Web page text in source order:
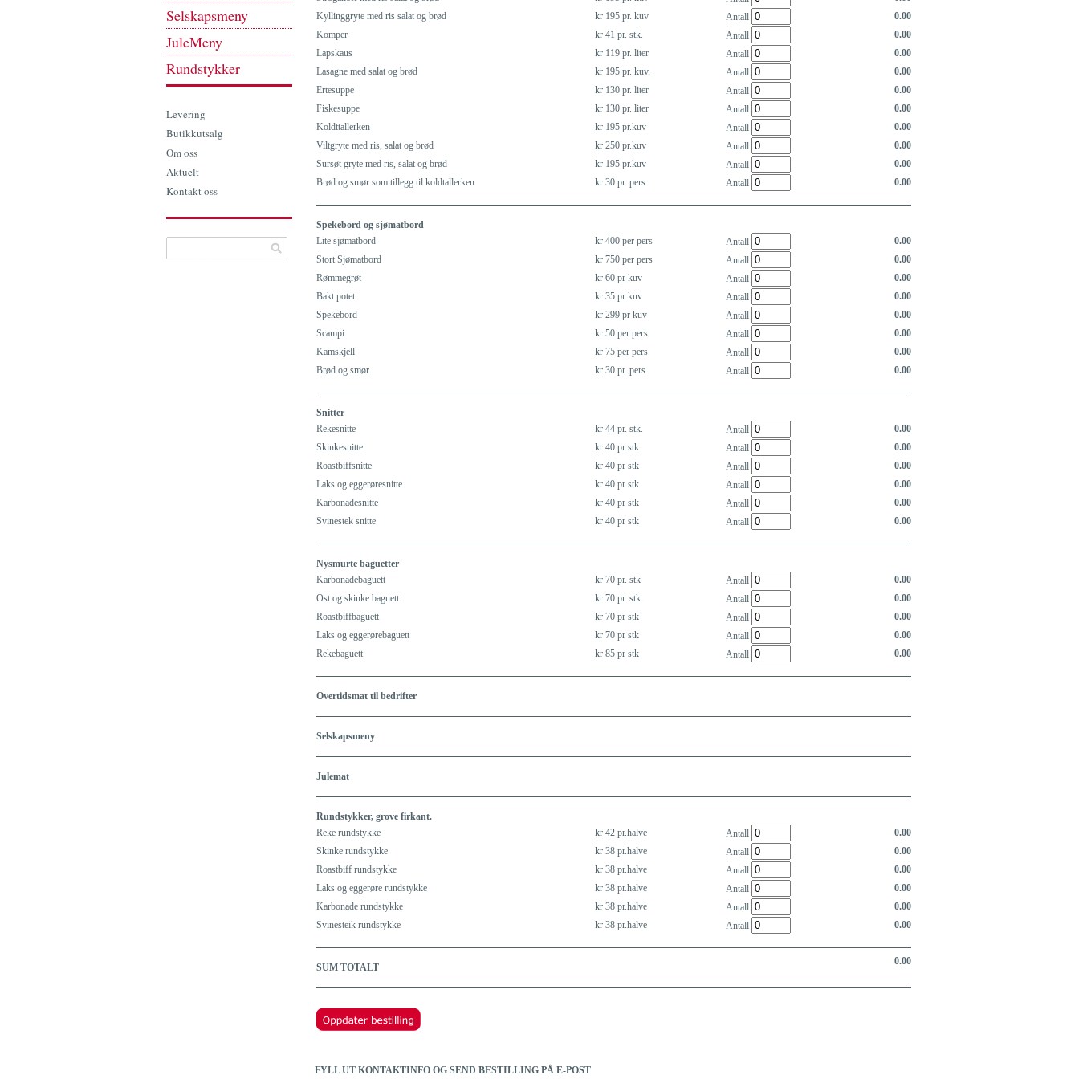
Selskapsmeny
JuleMeny
Rundstykker
Levering
Butikkutsalg
Om oss
Aktuelt
Kontakt oss
Kyllinggryte med ris salat og brød
kr 195 pr. kuv Antall
0.00
Komper
kr 41 pr. stk. Antall
0.00
Lapskaus
kr 119 pr. liter Antall
0.00
Lasagne med salat og brød
kr 195 pr. kuv. Antall
0.00
Ertesuppe
kr 130 pr. liter Antall
0.00
Fiskesuppe
kr 130 pr. liter Antall
0.00
Koldttallerken
kr 195 pr.kuv Antall
0.00
Viltgryte med ris, salat og brød
kr 250 pr.kuv Antall
0.00
Sursøt gryte med ris, salat og brød
kr 195 pr.kuv Antall
0.00
Brød og smør som tillegg til koldtallerken
kr 30 pr. pers Antall 0.00
Spekebord og sjømatbord
Lite sjømatbord
kr 400 per pers Antall
0.00
Stort Sjømatbord
kr 750 per pers Antall
0.00
Rømmegrøt
kr 60 pr kuv Antall
0.00
Bakt potet
kr 35 pr kuv Antall
0.00
Spekebord
kr 299 pr kuv Antall
0.00
Scampi
kr 50 per pers Antall
0.00
Kamskjell
kr 75 per pers Antall
0.00
Brød og smør
kr 30 pr. pers Antall 0.00
Snitter
Rekesnitte
kr 44 pr. stk. Antall
0.00
Skinkesnitte
kr 40 pr stk Antall
0.00
Roastbiffsnitte
kr 40 pr stk Antall
0.00
Laks og eggerøresnitte
kr 40 pr stk Antall
0.00
Karbonadesnitte
kr 40 pr stk Antall
0.00
Svinestek snitte
kr 40 pr stk Antall 0.00
Nysmurte baguetter
Karbonadebaguett
kr 70 pr. stk Antall
0.00
Ost og skinke baguett
kr 70 pr. stk. Antall
0.00
Roastbiffbaguett
kr 70 pr stk Antall
0.00
Laks og eggerørebaguett
kr 70 pr stk Antall
0.00
Rekebaguett
kr 85 pr stk Antall 0.00
Overtidsmat til bedrifter
Selskapsmeny
Julemat
Rundstykker, grove firkant.
Reke rundstykke
kr 42 pr.halve Antall
0.00
Skinke rundstykke
kr 38 pr.halve Antall
0.00
Roastbiff rundstykke
kr 38 pr.halve Antall
0.00
Laks og eggerøre rundstykke
kr 38 pr.halve Antall
0.00
Karbonade rundstykke
kr 38 pr.halve Antall
0.00
Svinesteik rundstykke
kr 38 pr.halve Antall 0.00
SUM TOTALT
0.00
FYLL UT KONTAKTINFO OG SEND BESTILLING PÅ E-POST